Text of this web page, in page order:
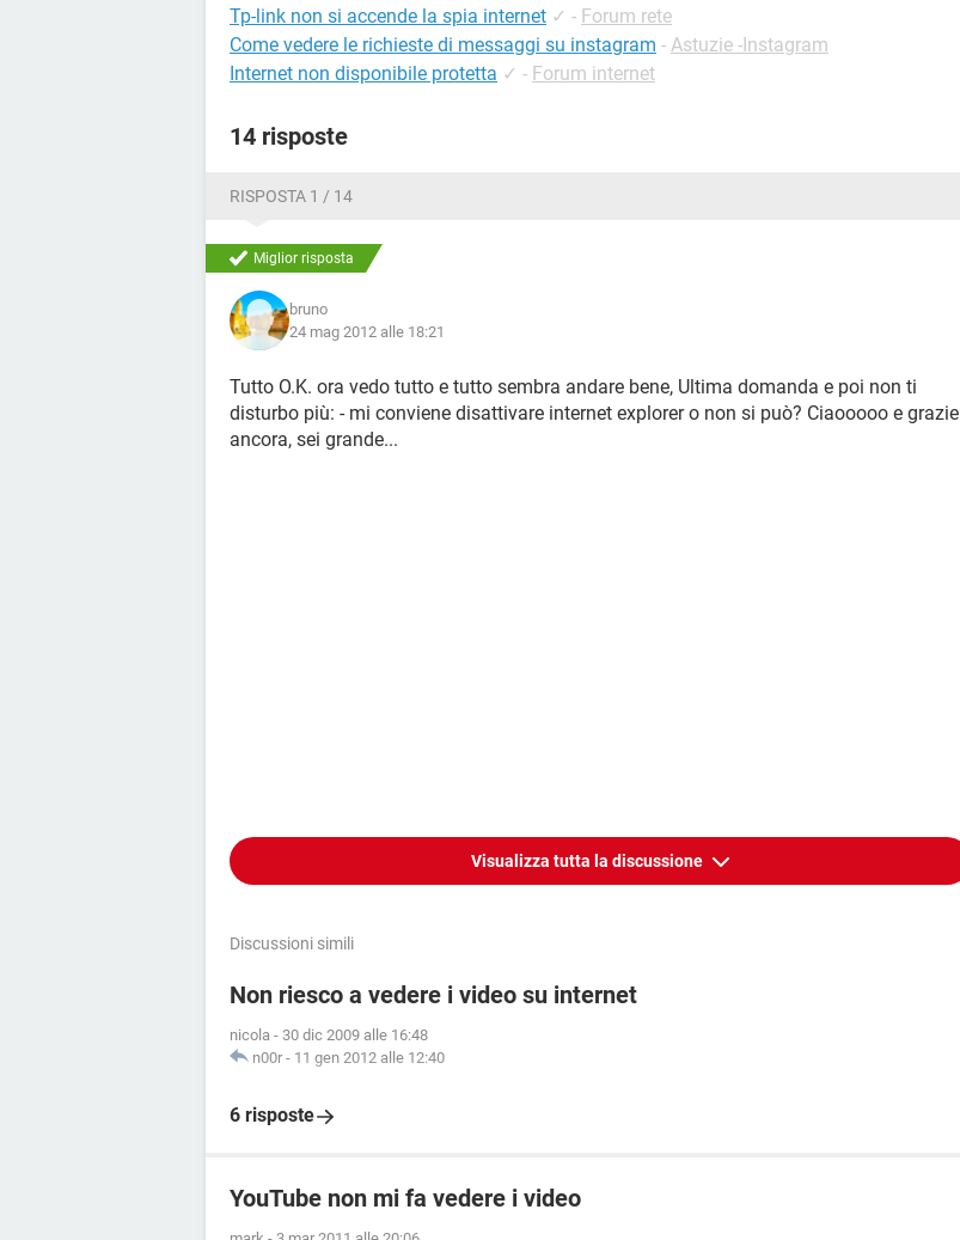
Tp-link non si accende la spia internet ✓ - Forum rete
Come vedere le richieste di messaggi su instagram - Astuzie -Instagram
Internet non disponibile protetta ✓ - Forum internet
14 risposte
RISPOSTA 1 / 14
Miglior risposta
bruno
24 mag 2012 alle 18:21
Tutto O.K. ora vedo tutto e tutto sembra andare bene, Ultima domanda e poi non ti
disturbo più: - mi conviene disattivare internet explorer o non si può? Ciaooooo e grazie
ancora, sei grande...
Visualizza tutta la discussione
Discussioni simili
Non riesco a vedere i video su internet
nicola - 30 dic 2009 alle 16:48
n00r - 11 gen 2012 alle 12:40
6 risposte
YouTube non mi fa vedere i video